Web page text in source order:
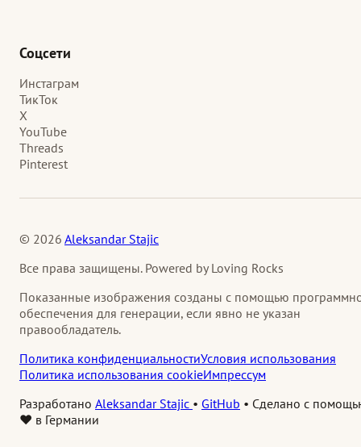
Соцсети
Инстаграм
ТикТок
X
YouTube
Threads
Pinterest
© 2026 Aleksandar Stajic
Все права защищены. Powered by Loving Rocks
Показанные изображения созданы с помощью
обеспечения для генерации, если явно не указан
правообладатель.
Политика конфиденциальностиУсловия использования
Политика использования cookieИмпрессум
Разработано Aleksandar Stajic • GitHub • Сделано с
❤️ в Германии